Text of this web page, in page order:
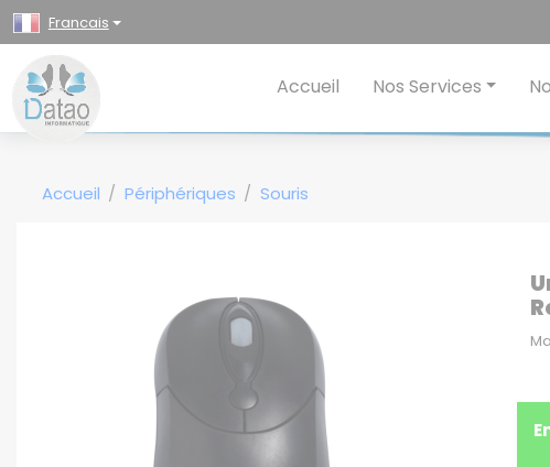
Francais
Accueil Nos Services
Accueil Périphériques Souris
Panneau de gestion des cookies